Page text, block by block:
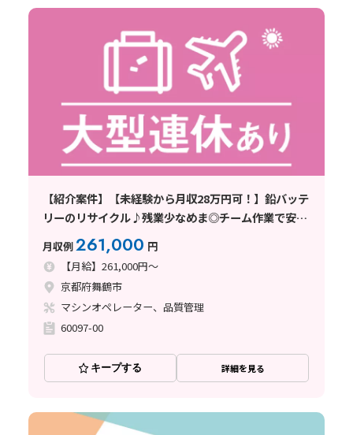
【紹介案件】【未経験から月収28万円可！】鉛バッテ
リーのリサイクル♪残業少なめま◎チーム作業で安心
月収例261,000 円
【月給】261,000円～
京都府舞鶴市
マシンオペレーター、品質管理
60097-00
キープする 詳細を見る